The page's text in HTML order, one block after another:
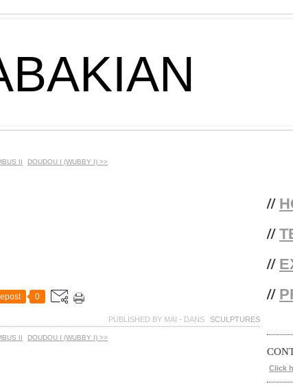
II DOUDOU I (WUBBY I) >>
0
PUBLISHED BY MAI - DANS SCULPTURES
II DOUDOU I (WUBBY I) >>
//
//
//
//
Click